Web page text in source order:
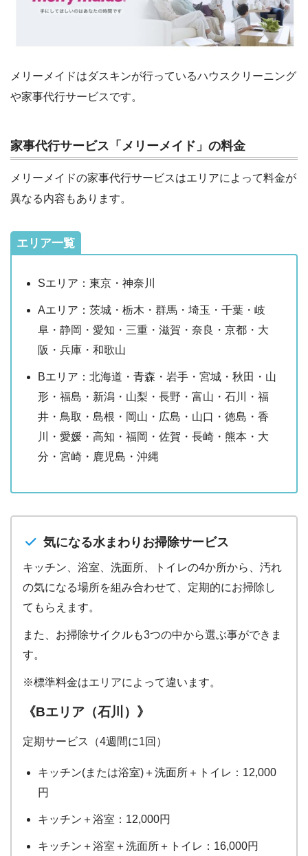
メリーメイドはダスキンが行っているハウスクリーニング
や家事代行サービスです。
家事代行サービス「メリーメイド」の料金
メリーメイドの家事代行サービスはエリアによって料金が
異なる内容もあります。
エリア一覧
Sエリア：東京・神奈川
Aエリア：茨城・栃木・群馬・埼玉・千葉・岐
阜・静岡・愛知・三重・滋賀・奈良・京都・大
阪・兵庫・和歌山
Bエリア：北海道・青森・岩手・宮城・秋田・山
形・福島・新潟・山梨・長野・富山・石川・福
井・鳥取・島根・岡山・広島・山口・徳島・香
川・愛媛・高知・福岡・佐賀・長崎・熊本・大
分・宮崎・鹿児島・沖縄
気になる水まわりお掃除サービス
キッチン、浴室、洗面所、トイレの4か所から、汚れ
の気になる場所を組み合わせて、定期的にお掃除し
てもらえます。
また、お掃除サイクルも3つの中から選ぶ事ができま
す。
※標準料金はエリアによって違います。
《Bエリア（石川）》
定期サービス（4週間に1回）
キッチン(または浴室)＋洗面所＋トイレ：12,000
円
キッチン＋浴室：12,000円
キッチン＋浴室＋洗面所＋トイレ：16,000円